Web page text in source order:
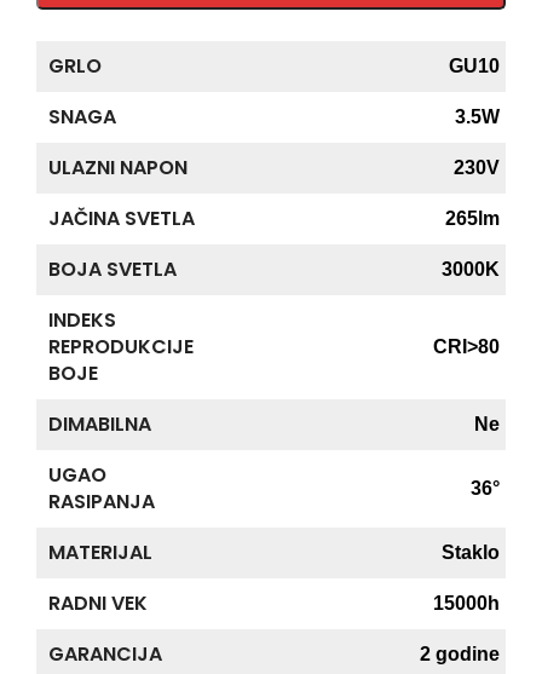
GRLO GU10
SNAGA 3.5W
ULAZNI NAPON 230V
JAČINA SVETLA 265lm
BOJA SVETLA 3000K
INDEKS
REPRODUKCIJE
BOJE
CRI>80
DIMABILNA Ne
UGAO
RASIPANJA
36°
MATERIJAL Staklo
RADNI VEK 15000h
GARANCIJA 2 godine